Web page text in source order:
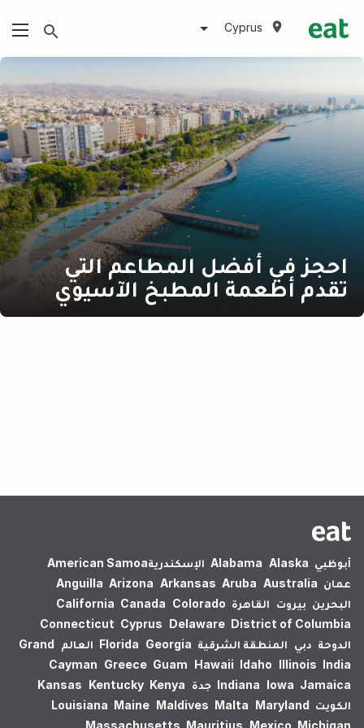
Cyprus
احجز في أفضل المطاعم التي
تقدم أطعمة المطبخ الآسيوي
أبوظبي Alabama Alaska الإسكندرية‎American Samoa
عمان
Anguilla Arizona Arkansas Aruba Australia
البحرين بيروت القاهرة California Canada Colorado
Connecticut Cyprus Delaware District of Columbia
الدوحة دبي المنطقة الشرقية Florida Georgia العالم
Grand
Cayman Greece Guam Hawaii Idaho Illinois India
Indiana Iowa Jamaica جدة Kansas Kentucky Kenya
الكويت
Louisiana Maine Maldives Malta Maryland